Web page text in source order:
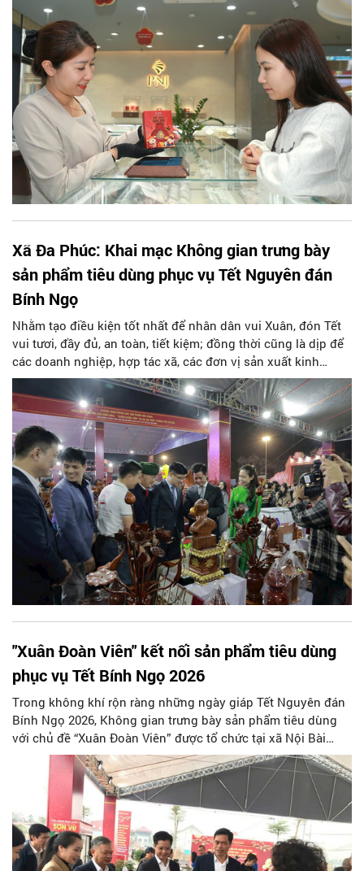
đến những trải nghiệm mua sắm mới cho người tiêu dùng.
Xã Đa Phúc: Khai mạc Không gian trưng bày
sản phẩm tiêu dùng phục vụ Tết Nguyên đán
Bính Ngọ
Nhằm tạo điều kiện tốt nhất để nhân dân vui Xuân, đón Tết
vui tươi, đầy đủ, an toàn, tiết kiệm; đồng thời cũng là dịp để
các doanh nghiệp, hợp tác xã, các đơn vị sản xuất kinh
doanh, các làng nghề tiêu biểu có điều kiện đưa sản phẩm
của mình tiếp cận gần hơn với người tiêu dùng, tối 10/2, Sở
Công Thương Hà Nội phối hợp với UBND xã Đa Phúc khai
mạc Không gian trưng bày sản phẩm tiêu dùng phục vụ Tết
Nguyên đán Bính Ngọ 2026 với chủ đề “Xuân Đoàn viên”.
"Xuân Đoàn Viên" kết nối sản phẩm tiêu dùng
phục vụ Tết Bính Ngọ 2026
Trong không khí rộn ràng những ngày giáp Tết Nguyên đán
Bính Ngọ 2026, Không gian trưng bày sản phẩm tiêu dùng
với chủ đề “Xuân Đoàn Viên” được tổ chức tại xã Nội Bài
không chỉ đáp ứng nhu cầu mua sắm Tết của người dân mà
còn trở thành điểm nhấn xúc tiến thương mại, kết nối cung -
cầu, quảng bá sản phẩm địa phương và lan tỏa các giá trị
văn hóa truyền thống.